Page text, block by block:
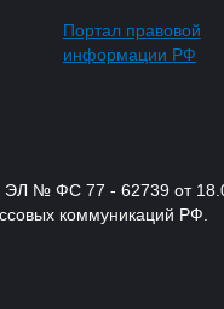
Портал правовой
информации РФ
ЭЛ № ФС 77 - 62739 от
коммуникаций РФ.